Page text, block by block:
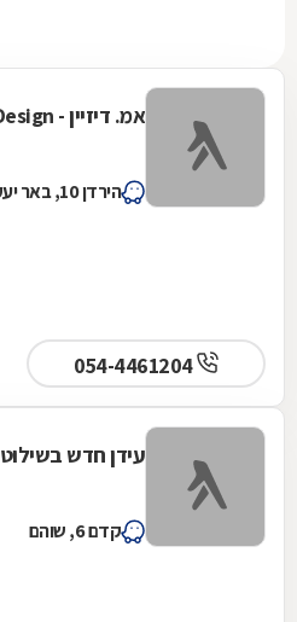
אמ. דיזיין - M. Design
הירדן 10, באר יעקב
054-4461204
עידן חדש בשילוט
קדם 6, שוהם